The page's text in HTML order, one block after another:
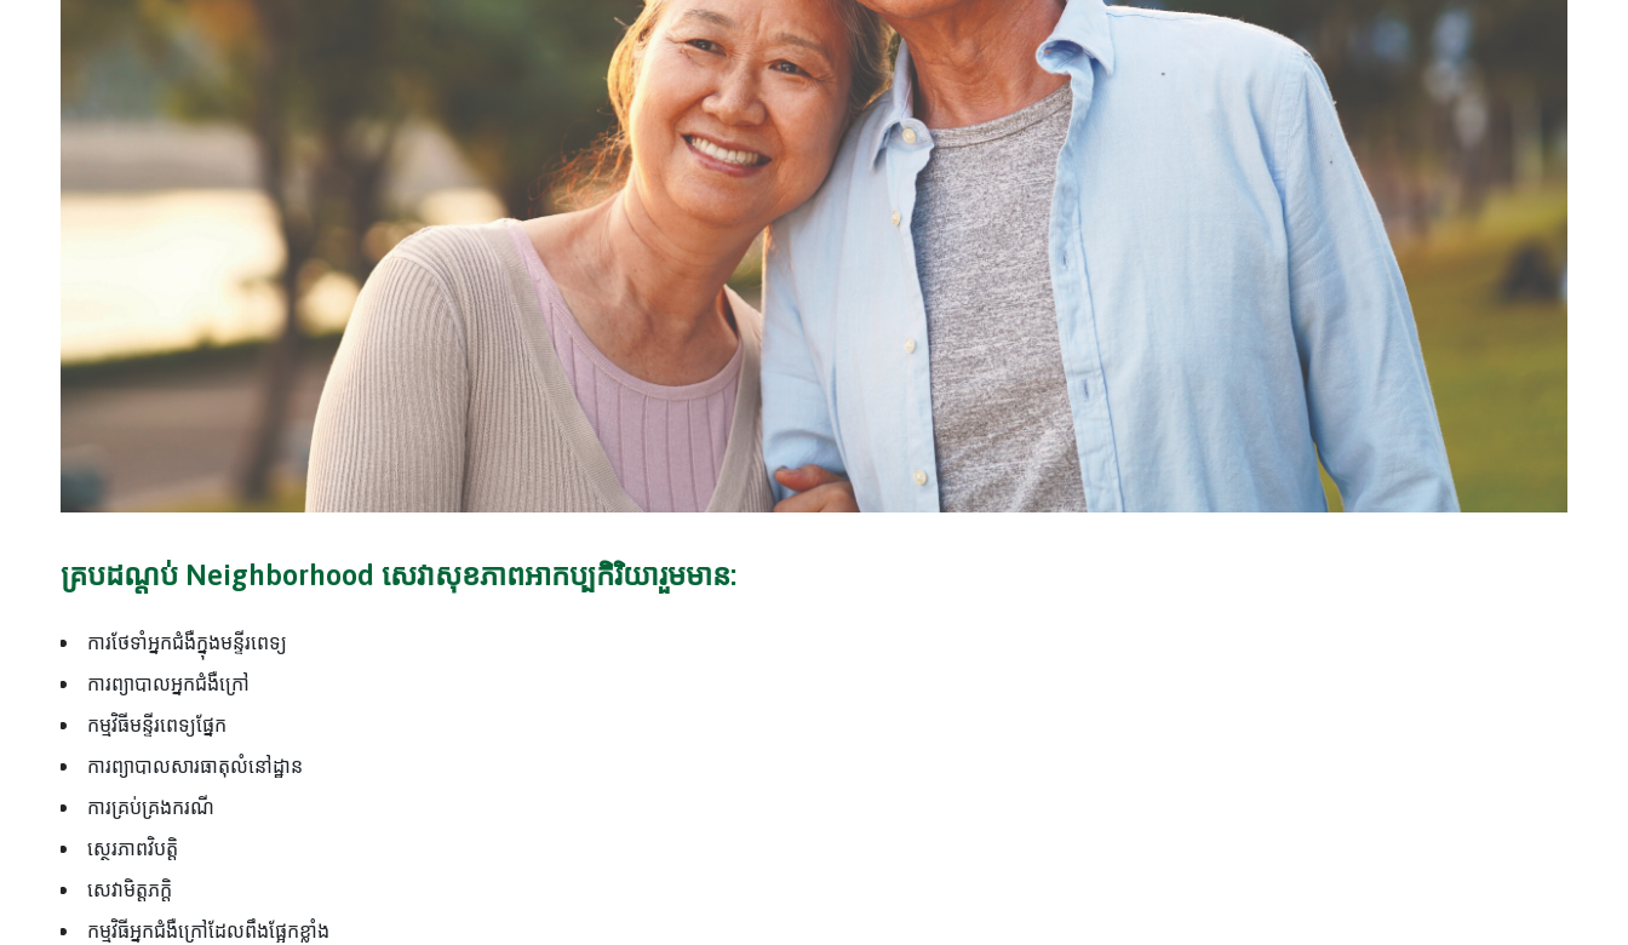
គ្របដណ្តប់ Neighborhood សេវាសុខភាពអាកប្បកិរិយារួមមាន:
ការថែទាំអ្នកជំងឺក្នុងមន្ទីរពេទ្យ
ការព្យាបាលអ្នកជំងឺក្រៅ
កម្មវិធីមន្ទីរពេទ្យផ្នែក
ការព្យាបាលសារធាតុលំនៅដ្ឋាន
ការគ្រប់គ្រងករណី
ស្ថេរភាពវិបត្តិ
សេវាមិត្តភក្ដិ
កម្មវិធីអ្នកជំងឺក្រៅដែលពឹងផ្អែកខ្លាំង